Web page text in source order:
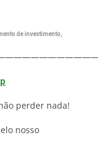
de investimento,
perder nada!
nosso